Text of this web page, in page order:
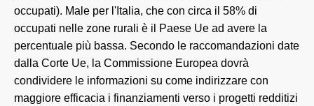
occupati). Male per l'Italia, che con circa il 58% di
occupati nelle zone rurali è il Paese Ue ad avere la
percentuale più bassa. Secondo le raccomandazioni date
dalla Corte Ue, la Commissione Europea dovrà
condividere le informazioni su come indirizzare con
maggiore efficacia i finanziamenti verso i progetti redditizi